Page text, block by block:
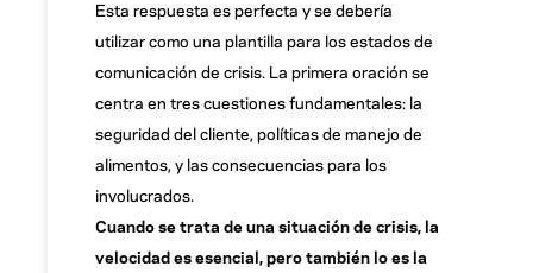
Esta respuesta es perfecta y se debería
utilizar como una plantilla para los estados de
comunicación de crisis. La primera oración se
centra en tres cuestiones fundamentales: la
seguridad del cliente, políticas de manejo de
alimentos, y las consecuencias para los
involucrados.
Cuando se trata de una situación de crisis, la
velocidad es esencial, pero también lo es la